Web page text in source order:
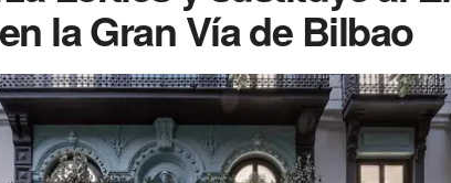
la Gran Vía de Bilbao